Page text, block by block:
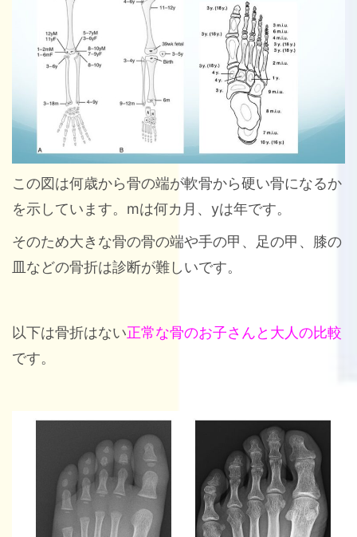
この図は何歳から骨の端が軟骨から硬い骨になるか
を示しています。mは何カ月、yは年です。
そのため大きな骨の骨の端や手の甲、足の甲、膝の
皿などの骨折は診断が難しいです。
以下は骨折はない正常な骨のお子さんと大人の比較
です。